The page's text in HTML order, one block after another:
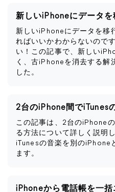
新しいiPhoneにデータを移
ればいいかわからないので
い！この記事で、新しい
く、古iPhoneを消去する解
した。
2台のiPhone間でiTunes
この記事は、2台のiPhone
る方法について詳しく説明
iTunesの音楽を別のiPhone
ます。